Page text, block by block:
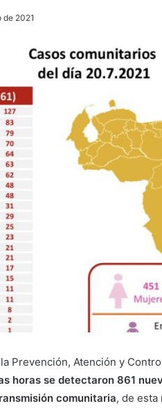
de 2021
Prevención, Atención y
horas se detectaron 861
comunitaria, de esta